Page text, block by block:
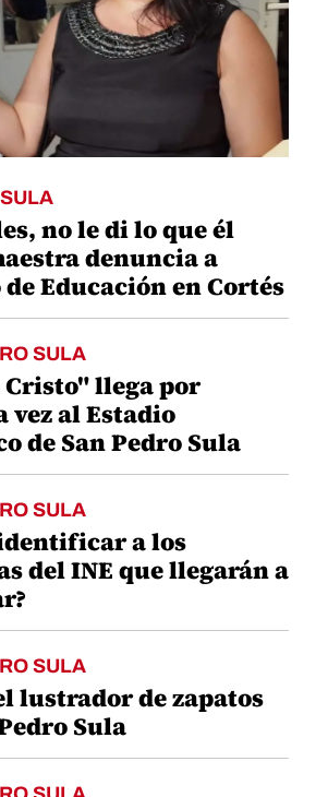
no le di lo que él
denuncia a
Educación en Cortés
SULA
Cristo" llega por
vez al Estadio
de San Pedro Sula
SULA
a los
del INE que llegarán a
SULA
lustrador de zapatos
Sula